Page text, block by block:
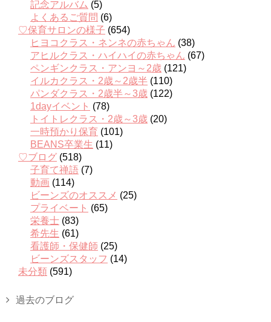
記念アルバム (5)
よくあるご質問 (6)
♡保育サロンの様子 (654)
ヒヨコクラス・ネンネの赤ちゃん (38)
アヒルクラス・ハイハイの赤ちゃん (67)
ペンギンクラス・アンヨ～2歳 (121)
イルカクラス・2歳～2歳半 (110)
パンダクラス・2歳半～3歳 (122)
1dayイベント (78)
トイトレクラス・2歳～3歳 (20)
一時預かり保育 (101)
BEANS卒業生 (11)
♡ブログ (518)
子育て禅語 (7)
動画 (114)
ビーンズのオススメ (25)
プライベート (65)
栄養士 (83)
希先生 (61)
看護師・保健師 (25)
ビーンズスタッフ (14)
未分類 (591)
過去のブログ